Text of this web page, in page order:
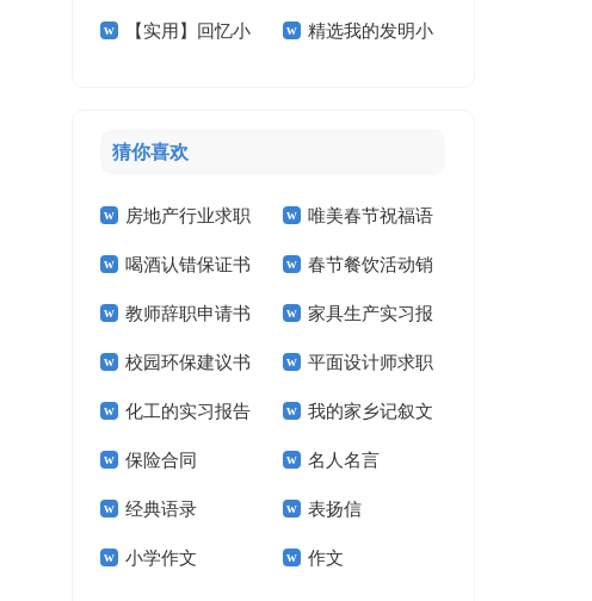
小学作文锦集六篇 篇
【实用】回忆小 精选我的发明小
猜你喜欢
房地产行业求职
信
唯美春节祝福语
喝酒认错保证书 春节餐饮活动销
售工作计划
教师辞职申请书 家具生产实习报
告
校园环保建议书 平面设计师求职
信14篇
化工的实习报告 我的家乡记叙文
15篇
保险合同 名人名言
经典语录 表扬信
小学作文 作文